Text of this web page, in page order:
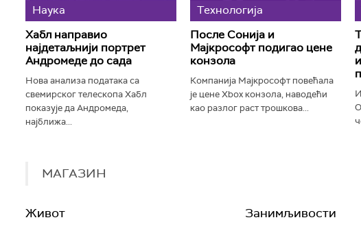
Наука
Хабл направио
најдетаљнији портрет
Андромеде до сада
Нова анализа података са
свемирског телескопа Хабл
показује да Андромеда,
најближа...
Технологијa
После Сонија и
Мајкрософт подигао цене
конзола
Компанија Мајкрософт повећала
је цене Xbox конзола, наводећи
као разлог раст трошкова...
МАГАЗИН
Живот Занимљивости